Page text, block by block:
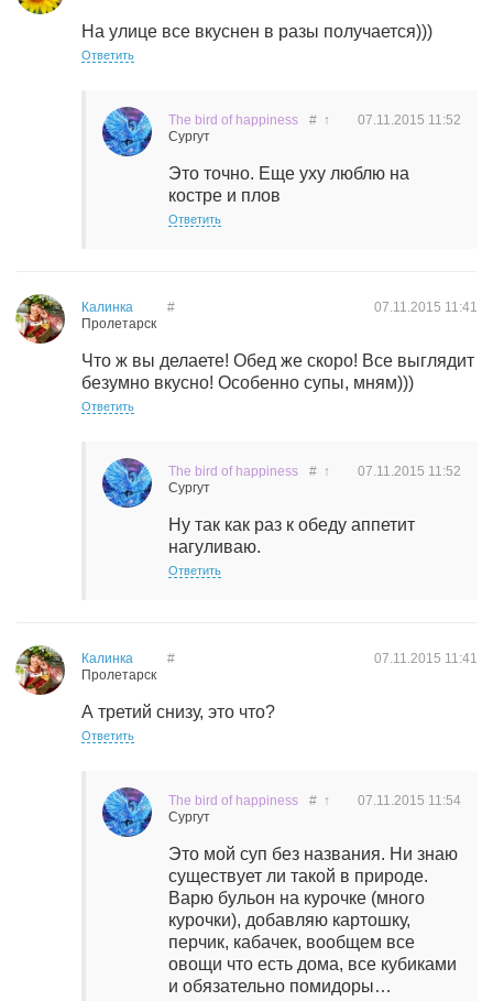
На улице все вкуснен в разы получается)))
Ответить
The bird of happiness
Сургут
07.11.2015 11:52
# ↑
Это точно. Еще уху люблю на
костре и плов
Ответить
Калинка
Пролетарск
07.11.2015 11:41
#
Что ж вы делаете! Обед же скоро! Все выглядит
безумно вкусно! Особенно супы, мням)))
Ответить
The bird of happiness
Сургут
07.11.2015 11:52
# ↑
Ну так как раз к обеду аппетит
нагуливаю.
Ответить
Калинка
Пролетарск
07.11.2015 11:41
#
А третий снизу, это что?
Ответить
The bird of happiness
Сургут
07.11.2015 11:54
# ↑
Это мой суп без названия. Ни знаю
существует ли такой в природе.
Варю бульон на курочке (много
курочки), добавляю картошку,
перчик, кабачек, вообщем все
овощи что есть дома, все кубиками
и обязательно помидоры…